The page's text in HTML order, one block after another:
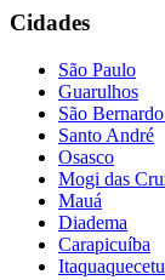
Cidades
São Paulo
Guarulhos
São
Santo André
Osasco
Mogi das
Mauá
Diadema
Carapicuíba